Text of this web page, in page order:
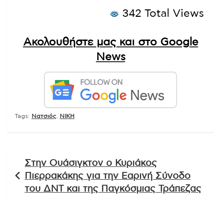
342 Total Views
Ακολουθήστε μας και στο Google
News
Tags: Νατσιός ΝΙΚΗ
άρθρων
Στην Ουάσιγκτον ο Κυριάκος
Πιερρακάκης για την Εαρινή Σύνοδο
του ΔΝΤ και της Παγκόσμιας Τράπεζας